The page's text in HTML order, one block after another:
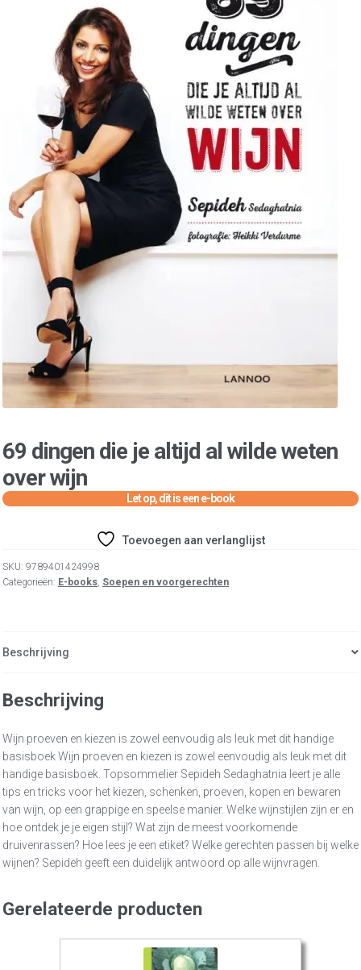
69 dingen die je altijd al wilde weten
over wijn
Toevoegen aan verlanglijst
SKU: 9789401424998
Categorieën: E-books, Soepen en voorgerechten
Beschrijving
Beschrijving
Wijn proeven en kiezen is zowel eenvoudig als leuk met dit handige
basisboek Wijn proeven en kiezen is zowel eenvoudig als leuk met dit
handige basisboek. Topsommelier Sepideh Sedaghatnia leert je alle
tips en tricks voor het kiezen, schenken, proeven, kopen en bewaren
van wijn, op een grappige en speelse manier. Welke wijnstijlen zijn er en
hoe ontdek je je eigen stijl? Wat zijn de meest voorkomende
druivenrassen? Hoe lees je een etiket? Welke gerechten passen bij welke
wijnen? Sepideh geeft een duidelijk antwoord op alle wijnvragen.
Gerelateerde producten